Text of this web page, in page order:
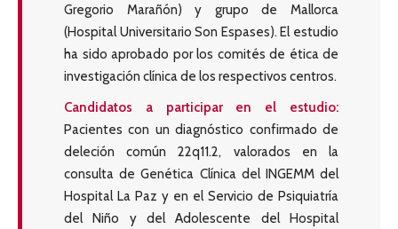
Gregorio Marañón) y grupo de Mallorca
(Hospital Universitario Son Espases). El estudio
ha sido aprobado por los comités de ética de
investigación clínica de los respectivos centros.
Candidatos a participar en el estudio:
Pacientes con un diagnóstico confirmado de
deleción común 22q11.2, valorados en la
consulta de Genética Clínica del INGEMM del
Hospital La Paz y en el Servicio de Psiquiatría
del Niño y del Adolescente del Hospital